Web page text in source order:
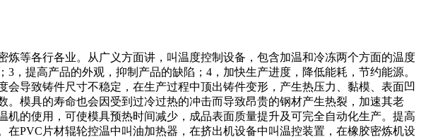
等各行各业。从广义方面讲，叫温度控制设备，包含加温和冷冻两个方面的温度
提高产品的外观，抑制产品的缺陷；4，加快生产进度，降低能耗，节约能源。
导致铸件尺寸不稳定，在生产过程中顶出铸件变形，产生热压力、黏模、表面凹
模具的寿命也会因受到过冷过热的冲击而导致昂贵的钢材产生热裂，加速其老
的使用，可使模具预热时间减少，成品表面质量提升及可完全自动化生产。提高
PVC片材辊轮控温中叫油加热器，在挤出机设备中叫温控装置，在橡胶密炼机设